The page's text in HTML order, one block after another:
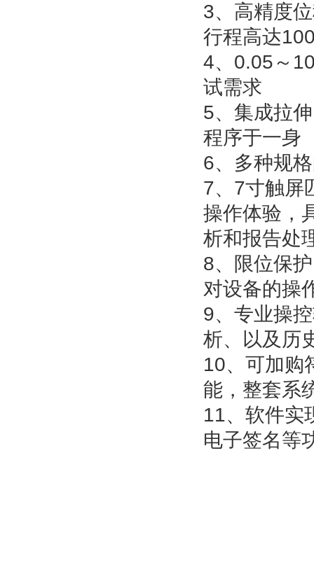
3、高精度
行程高达
4、0.05～
试需求
5、集成拉
程序于一身
6、多种规
7、7寸触屏
操作体验，
析和报告处
8、限位保
对设备的操
9、专业操
析、以及历
10、可加购
能，整套系
11、软件实
电子签名等